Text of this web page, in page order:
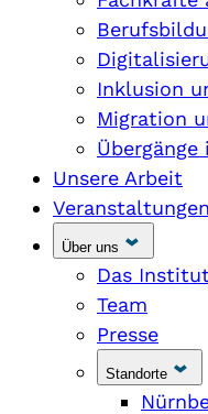
Inklusion
Migration
Unsere Arbeit
Veranstaltungen
Über uns
Das Institut
Team
Presse
Standorte